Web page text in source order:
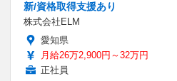
新/資格取得支援あり
株式会社ELM
愛知県
月給26万2,900円～32万円
正社員